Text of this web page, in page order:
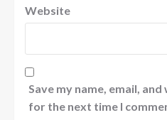
Website
Save my name, email,
for the next time I